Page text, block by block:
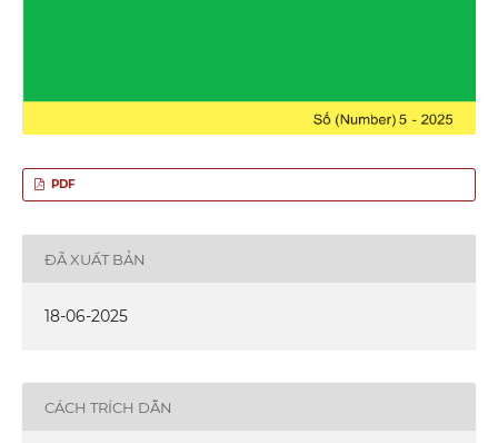
PDF
ĐÃ XUẤT BẢN
18-06-2025
CÁCH TRÍCH DẪN